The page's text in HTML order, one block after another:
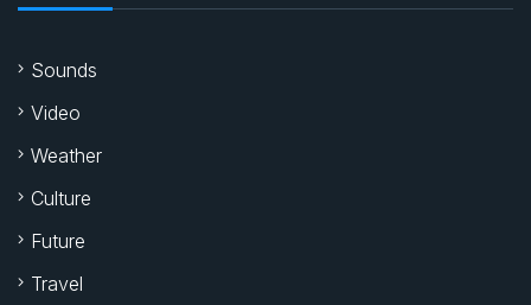
Sounds
Video
Weather
Culture
Future
Travel